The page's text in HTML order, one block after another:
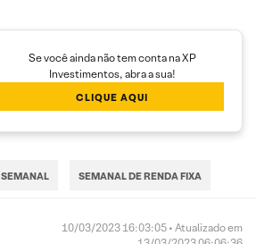
Se você ainda não tem conta na XP
Investimentos, abra a sua!
CLIQUE AQUI
SEMANAL SEMANAL DE RENDA FIXA
10/03/2023 16:03:05 • Atualizado em